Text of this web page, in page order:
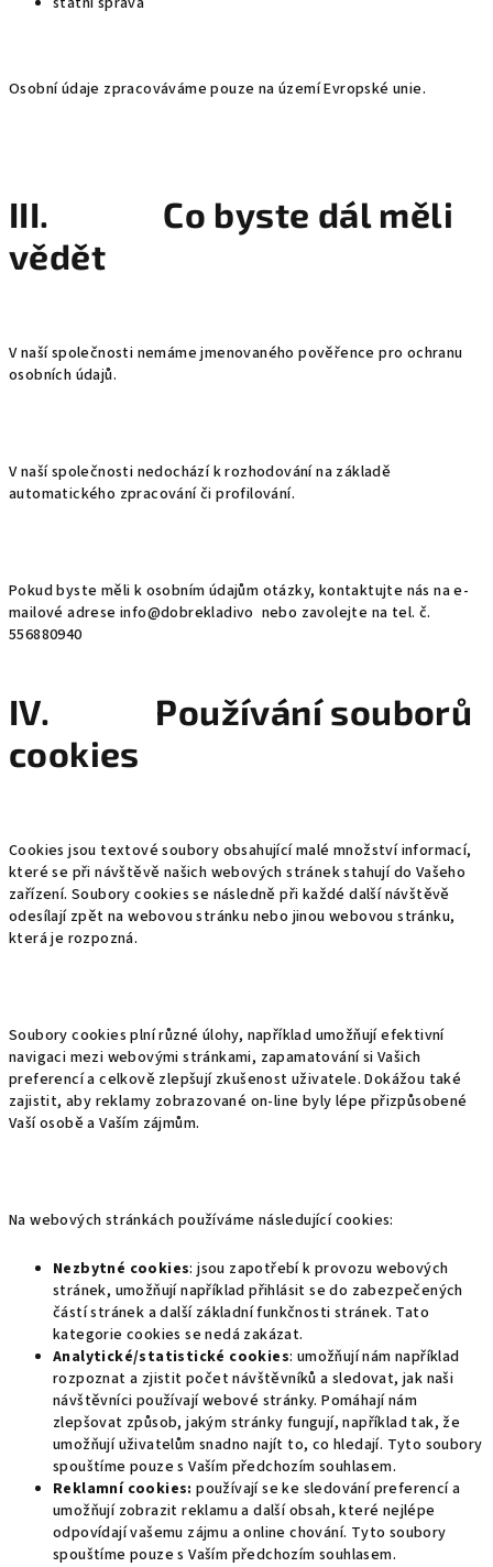
Osobní údaje zpracováváme pouze na území Evropské unie.
III. Co byste dál měli
vědět
V naší společnosti nemáme jmenovaného pověřence pro ochranu
osobních údajů.
V naší společnosti nedochází k rozhodování na základě
automatického zpracování či profilování.
Pokud byste měli k osobním údajům otázky, kontaktujte nás na e-
mailové adrese info@dobrekladivo nebo zavolejte na tel. č.
556880940
IV. Používání souborů
cookies
Cookies jsou textové soubory obsahující malé množství informací,
které se při návštěvě našich webových stránek stahují do Vašeho
zařízení. Soubory cookies se následně při každé další návštěvě
odesílají zpět na webovou stránku nebo jinou webovou stránku,
která je rozpozná.
Soubory cookies plní různé úlohy, například umožňují efektivní
navigaci mezi webovými stránkami, zapamatování si Vašich
preferencí a celkově zlepšují zkušenost uživatele. Dokážou také
zajistit, aby reklamy zobrazované on-line byly lépe přizpůsobené
Vaší osobě a Vaším zájmům.
Na webových stránkách používáme následující cookies:
Nezbytné cookies: jsou zapotřebí k provozu webových
stránek, umožňují například přihlásit se do zabezpečených
částí stránek a další základní funkčnosti stránek. Tato
kategorie cookies se nedá zakázat.
Analytické/statistické cookies: umožňují nám například
rozpoznat a zjistit počet návštěvníků a sledovat, jak naši
návštěvníci používají webové stránky. Pomáhají nám
zlepšovat způsob, jakým stránky fungují, například tak, že
umožňují uživatelům snadno najít to, co hledají. Tyto soubory
spouštíme pouze s Vaším předchozím souhlasem.
Reklamní cookies: používají se ke sledování preferencí a
umožňují zobrazit reklamu a další obsah, které nejlépe
odpovídají vašemu zájmu a online chování. Tyto soubory
spouštíme pouze s Vaším předchozím souhlasem.